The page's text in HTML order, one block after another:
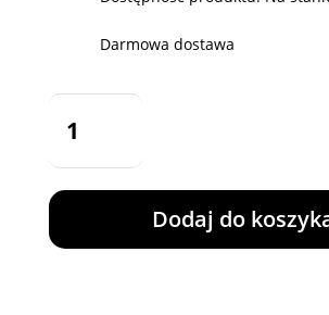
Darmowa dostawa
Piec
WT
10
kW
Dodaj do